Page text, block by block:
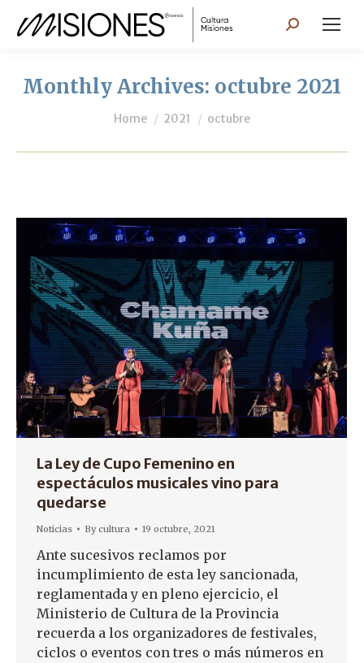
Search:
Monthly Archives: octubre 2021
You are here:
Home 2021 octubre
La Ley de Cupo Femenino en
espectáculos musicales vino para
quedarse
Noticias Bycultura 19 octubre, 2021
Ante sucesivos reclamos por
incumplimiento de esta ley sancionada,
reglamentada y en pleno ejercicio, el
Ministerio de Cultura de la Provincia
recuerda a los organizadores de festivales,
ciclos o eventos con tres o más números en